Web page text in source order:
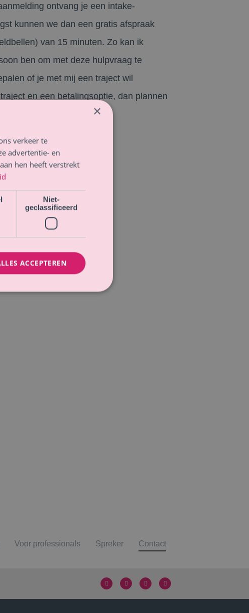
ontvang je een intake-
kunnen we dan een gratis afspraak
van 15 minuten. Zo kan ik
ben om met deze hulpvraag te
of je met mij een traject wil
en een betalingsoptie, dan plannen
Voor professionals Spreker Contact
×
verkeer te
advertentie- en
hen heeft verstrekt
Niet-
geclassificeerd
ACCEPTEREN